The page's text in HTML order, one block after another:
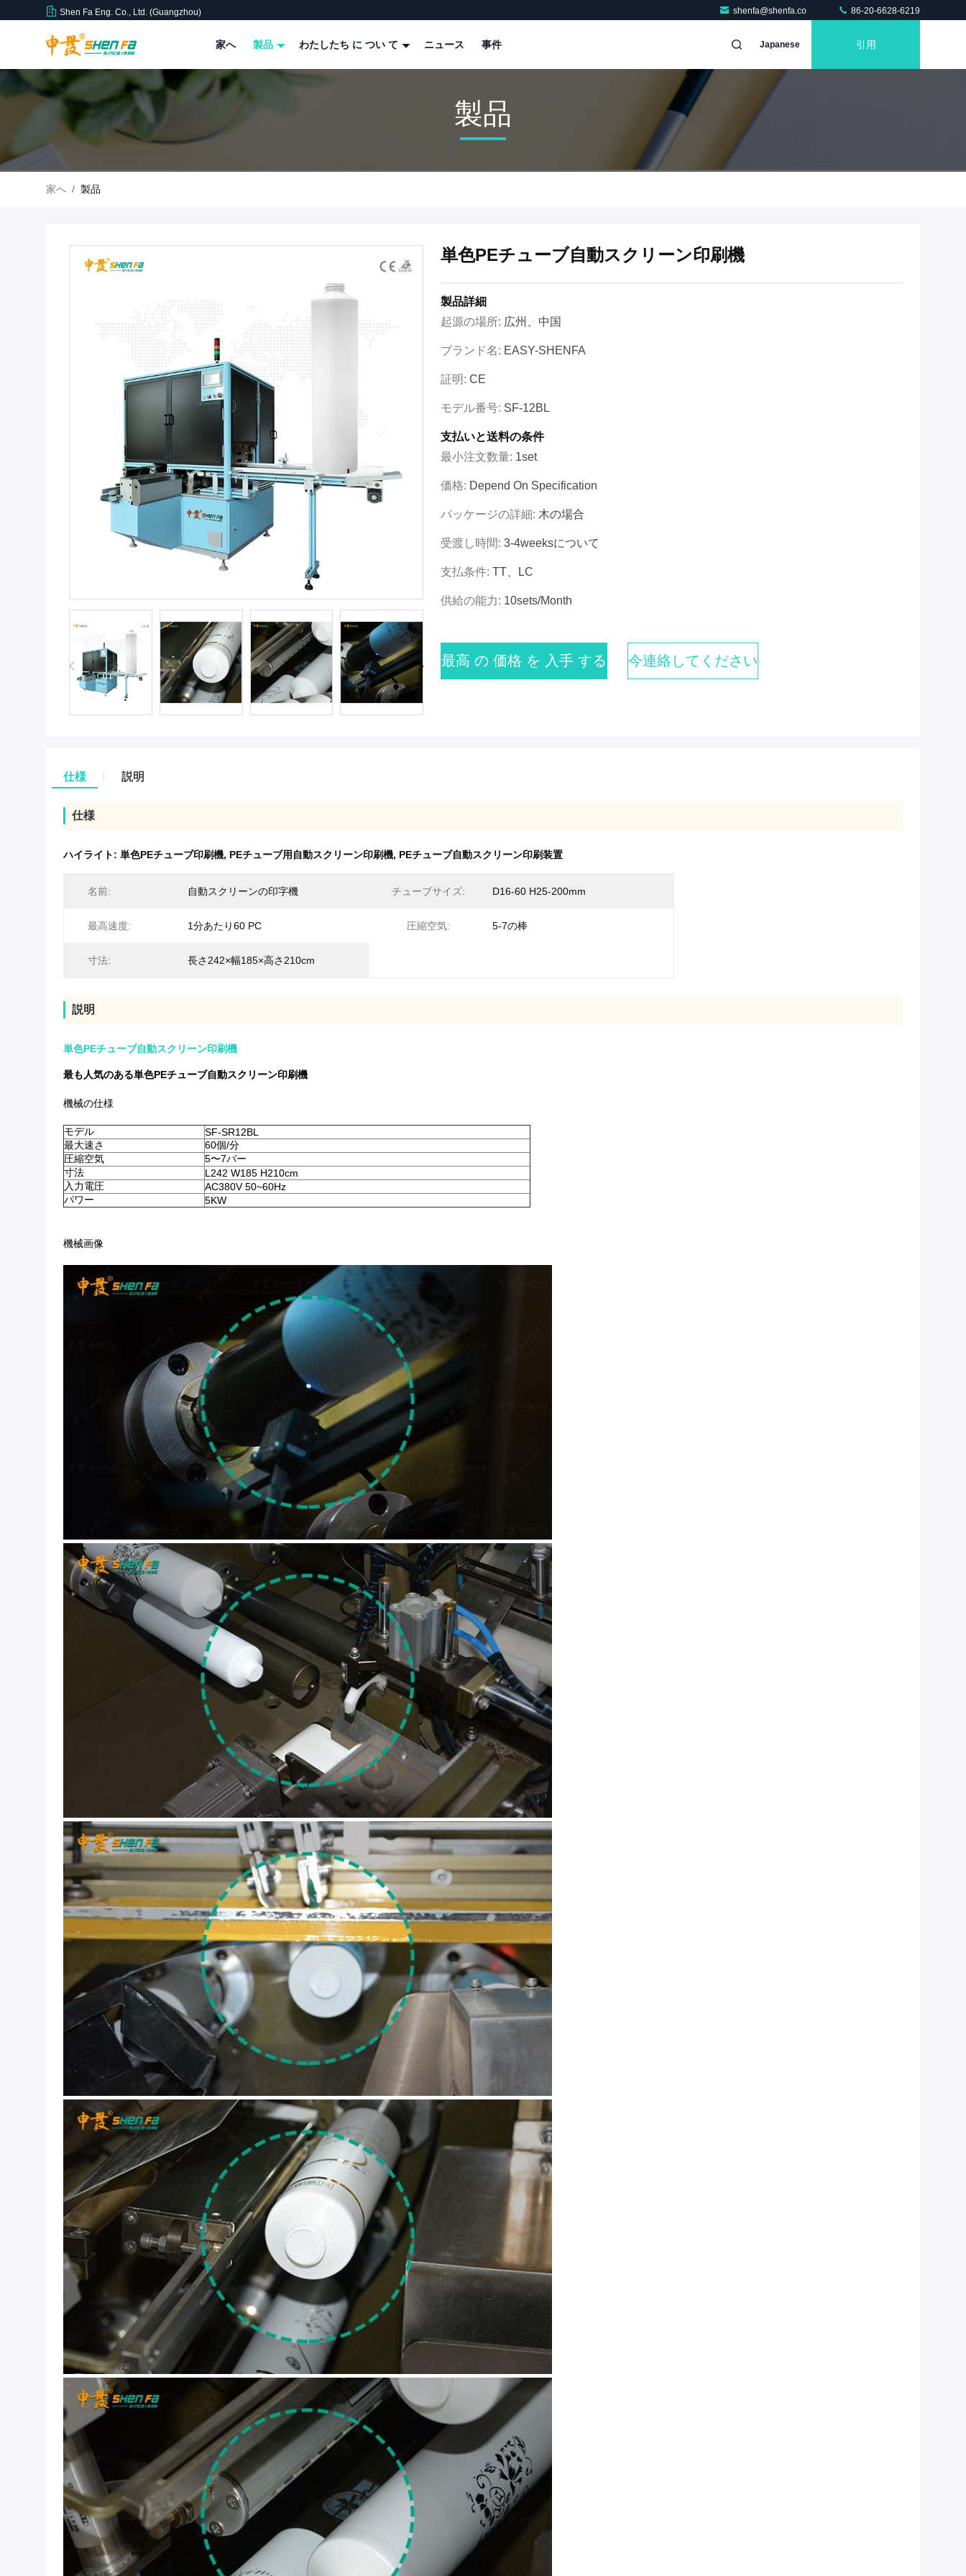
Shen Fa Eng. Co., Ltd. (Guangzhou) shenfa@shenfa.co 86-20-6628-6219
家へ 製品 わたしたち に つい て ニュース 事件 Japanese 引用
製品
家へ / 製品
単色PEチューブ自動スクリーン印刷機
製品詳細
起源の場所: 広州、中国
ブランド名: EASY-SHENFA
証明: CE
モデル番号: SF-12BL
支払いと送料の条件
最小注文数量: 1set
価格: Depend On Specification
パッケージの詳細: 木の場合
受渡し時間: 3-4weeksについて
支払条件: TT、LC
供給の能力: 10sets/month
最高 の 価格 を 入手 する 今連絡してください
仕様 説明
仕様
ハイライト: 単色PEチューブ印刷機, PEチューブ用自動スクリーン印刷機, PEチューブ自動スクリーン印刷装置
名前: 自動スクリーンの印字機 チューブサイズ: D16-60 H25-200mm
最高速度: 1分あたり60 PC 圧縮空気: 5-7の棒
寸法: 長さ242×幅185×高さ210cm
説明
単色PEチューブ自動スクリーン印刷機
最も人気のある単色PEチューブ自動スクリーン印刷機
機械の仕様
モデル
SF-SR12BL
最大速さ
60個/分
圧縮空気
5〜7バー
寸法
L242 W185 H210cm
入力電圧
AC380V 50~60Hz
パワー
5KW
機械画像